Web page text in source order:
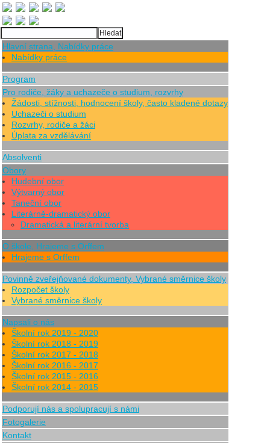
Hlavní strana, Nabídky práce
Nabídky práce
Program
Pro rodiče, žáky a uchazeče o studium, rozvrhy
Žádosti, stížnosti, hodnocení školy, často kladené dotazy
Uchazeči o studium
Rozvrhy, rodiče a žáci
Úplata za vzdělávání
Absolventi
Obory
Hudební obor
Výtvarný obor
Taneční obor
Literárně-dramatický obor
Dramatická a literární tvorba
O škole, Hrajeme s Orffem
Hrajeme s Orffem
Povinně zveřejňované dokumenty, Vybrané směrnice školy
Rozpočet školy
Vybrané směrnice školy
Napsali o nás
Školní rok 2019 - 2020
Školní rok 2018 - 2019
Školní rok 2017 - 2018
Školní rok 2016 - 2017
Školní rok 2015 - 2016
Školní rok 2014 - 2015
Podporují nás a spolupracují s námi
Fotogalerie
Kontakt